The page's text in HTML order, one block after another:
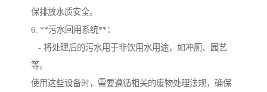
保排放水质安全。
6. **污水回用系统**：
- 将处理后的污水用于非饮用水用途，如冲厕、园艺
等。
使用这些设备时，需要遵循相关的废物处理法规，确保